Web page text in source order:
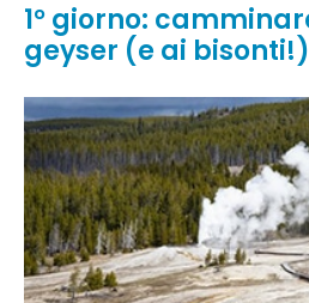
1° giorno:
geyser (e ai bisonti!)